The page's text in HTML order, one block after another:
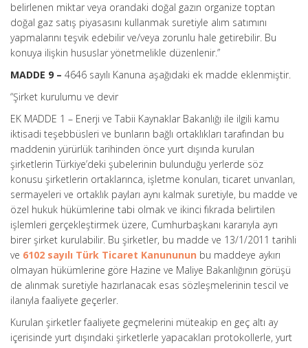
belirlenen miktar veya orandaki doğal gazın organize toptan
doğal gaz satış piyasasını kullanmak suretiyle alım satımını
yapmalarını teşvik edebilir ve/veya zorunlu hale getirebilir. Bu
konuya ilişkin hususlar yönetmelikle düzenlenir.”
MADDE 9 – 4646 sayılı Kanuna aşağıdaki ek madde eklenmiştir.
“Şirket kurulumu ve devir
EK MADDE 1 – Enerji ve Tabii Kaynaklar Bakanlığı ile ilgili kamu
iktisadi teşebbüsleri ve bunların bağlı ortaklıkları tarafından bu
maddenin yürürlük tarihinden önce yurt dışında kurulan
şirketlerin Türkiye’deki şubelerinin bulunduğu yerlerde söz
konusu şirketlerin ortaklarınca, işletme konuları, ticaret unvanları,
sermayeleri ve ortaklık payları aynı kalmak suretiyle, bu madde ve
özel hukuk hükümlerine tabi olmak ve ikinci fıkrada belirtilen
işlemleri gerçekleştirmek üzere, Cumhurbaşkanı kararıyla ayrı
birer şirket kurulabilir. Bu şirketler, bu madde ve 13/1/2011 tarihli
ve 6102 sayılı Türk Ticaret Kanununun bu maddeye aykırı
olmayan hükümlerine göre Hazine ve Maliye Bakanlığının görüşü
de alınmak suretiyle hazırlanacak esas sözleşmelerinin tescil ve
ilanıyla faaliyete geçerler.
Kurulan şirketler faaliyete geçmelerini müteakip en geç altı ay
içerisinde yurt dışındaki şirketlerle yapacakları protokollerle, yurt